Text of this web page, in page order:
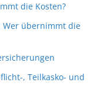
die Kosten?
Wer übernimmt die
, Teilkasko- und